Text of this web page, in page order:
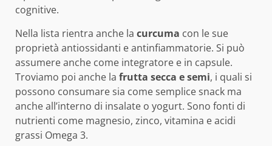
cognitive.
Nella lista rientra anche la curcuma con le sue
proprietà antiossidanti e antinfiammatorie. Si può
assumere anche come integratore e in capsule.
Troviamo poi anche la frutta secca e semi, i quali si
possono consumare sia come semplice snack ma
anche all’interno di insalate o yogurt. Sono fonti di
nutrienti come magnesio, zinco, vitamina e acidi
grassi Omega 3.